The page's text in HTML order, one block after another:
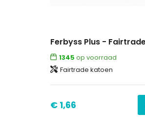
1345 op voorraad
Fairtrade katoen
€ 1,66